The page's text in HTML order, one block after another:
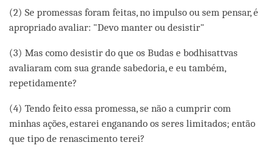
(2) Se promessas foram feitas, no impulso ou sem pensar, é
apropriado avaliar: "Devo manter ou desistir"
(3) Mas como desistir do que os Budas e bodhisattvas
avaliaram com sua grande sabedoria, e eu também,
repetidamente?
(4) Tendo feito essa promessa, se não a cumprir com
minhas ações, estarei enganando os seres limitados; então
que tipo de renascimento terei?